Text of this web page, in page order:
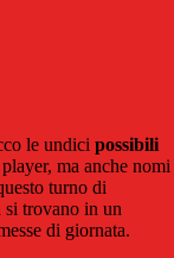
le undici possibili
ma anche nomi
turno di
trovano in un
di giornata.